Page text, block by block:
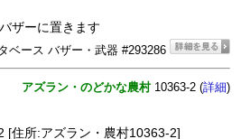
ザーに置きます
ベース バザー・武器 #293286
アズラン・のどかな農村10363-2 (詳細)
[住所:アズラン・農村10363-2]